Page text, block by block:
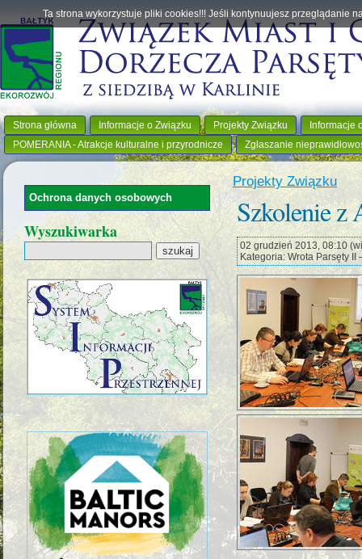
Strona główna Informacje o Związku Projekty Związku
Informacje
POMERANIA - Atrakcje kulturalne i przyrodnicze
Zgłaszanie
Projekty Związku
Szkolenie z
02 grudzień 2013, 08:10
Kategoria: Wrota Parsęty II
Ochrona danych osobowych
Wyszukiwarka
Ta strona wykorzystuje pliki cookies!!! Jeśli kontynuujesz przeglądanie